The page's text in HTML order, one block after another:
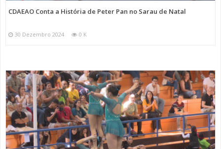
CDAEAO Conta a História de Peter Pan no Sarau de Natal
30 Dezembro 2024 0 K